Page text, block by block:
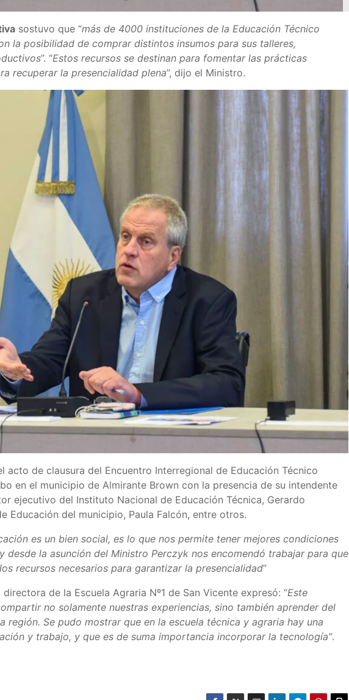
sostuvo que “más de 4000 instituciones de la Educación Técnico
la posibilidad de comprar distintos insumos para sus talleres,
”. “Estos recursos se destinan para fomentar las prácticas
recuperar la presencialidad plena”, dijo el Ministro.
acto de clausura del Encuentro Interregional de Educación Técnico
en el municipio de Almirante Brown con la presencia de su intendente
ejecutivo del Instituto Nacional de Educación Técnica, Gerardo
Educación del municipio, Paula Falcón, entre otros.
es un bien social, es lo que nos permite tener mejores condiciones
desde la asunción del Ministro Perczyk nos encomendó trabajar para que
recursos necesarios para garantizar la presencialidad”
de la Escuela Agraria Nº1 de San Vicente expresó: “Este
no solamente nuestras experiencias, sino también aprender del
región. Se pudo mostrar que en la escuela técnica y agraria hay una
y trabajo, y que es de suma importancia incorporar la tecnología”.